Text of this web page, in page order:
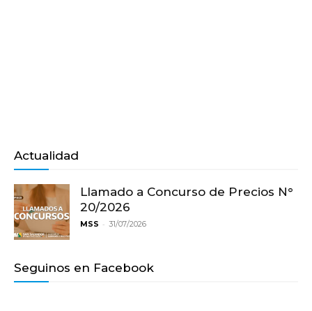
Actualidad
Llamado a Concurso de Precios N°
20/2026
MSS - 31/07/2026
Seguinos en Facebook